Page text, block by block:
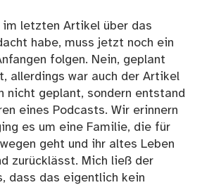
im letzten Artikel über das
habe, muss jetzt noch ein
folgen. Nein, geplant
allerdings war auch der Artikel
nicht geplant, sondern entstand
eines Podcasts. Wir erinnern
es um eine Familie, die für
geht und ihr altes Leben
zurücklässt. Mich ließ der
dass das eigentlich kein